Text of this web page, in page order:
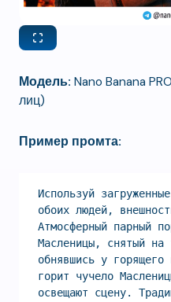
Модель: Nano Banana
лиц)
Пример промта:
Используй
обоих людей,
Атмосферный парный
Масленицы, снятый на
обнявшись у
горит чучело
освещают сцену.